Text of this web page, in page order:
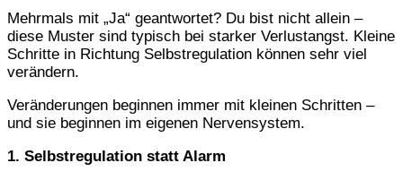
Mehrmals mit „Ja“ geantwortet? Du bist nicht allein –
diese Muster sind typisch bei starker Verlustangst. Kleine
Schritte in Richtung Selbstregulation können sehr viel
verändern.
Veränderungen beginnen immer mit kleinen Schritten –
und sie beginnen im eigenen Nervensystem.
1. Selbstregulation statt Alarm